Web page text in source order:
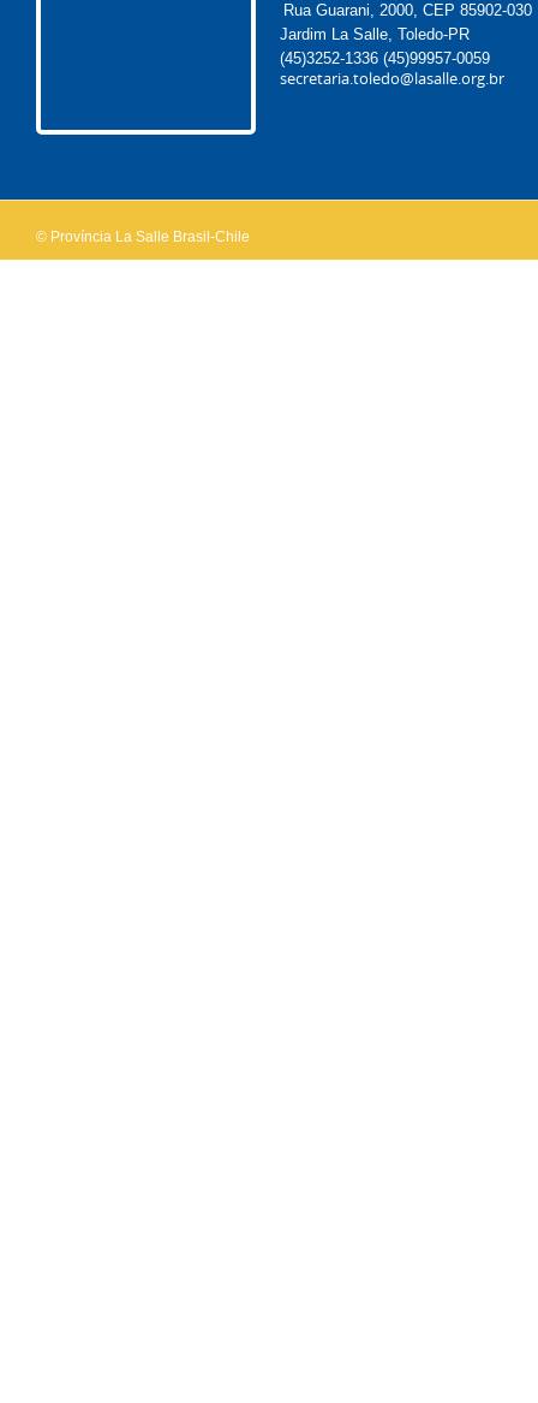
Rua Guarani, 2000, CEP 85902-030
Jardim La Salle, Toledo-PR
(45)3252-1336 (45)99957-0059
secretaria.toledo@lasalle.org.br
© Província La Salle Brasil-Chile